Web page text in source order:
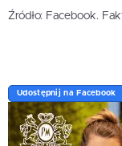
Źródło: Facebook.
Udostępnij na Facebook